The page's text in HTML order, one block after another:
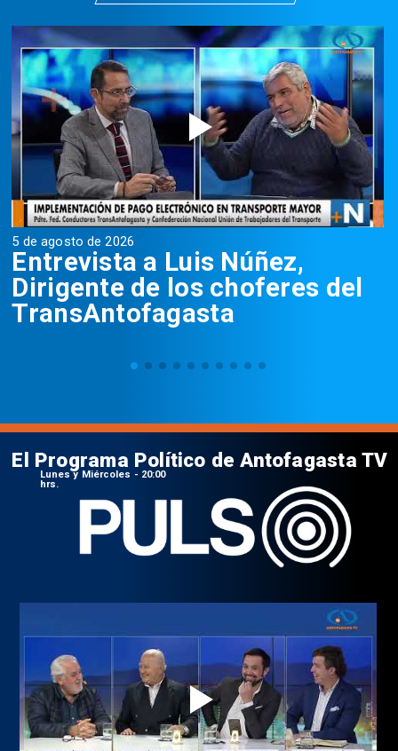
5 de agosto de 2026
Entrevista a Luis Núñez,
Dirigente de los choferes del
TransAntofagasta
El Programa Político de Antofagasta TV
Lunes y Miércoles - 20:00
hrs.